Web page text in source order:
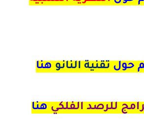
تقنية النانو هنا
هنا